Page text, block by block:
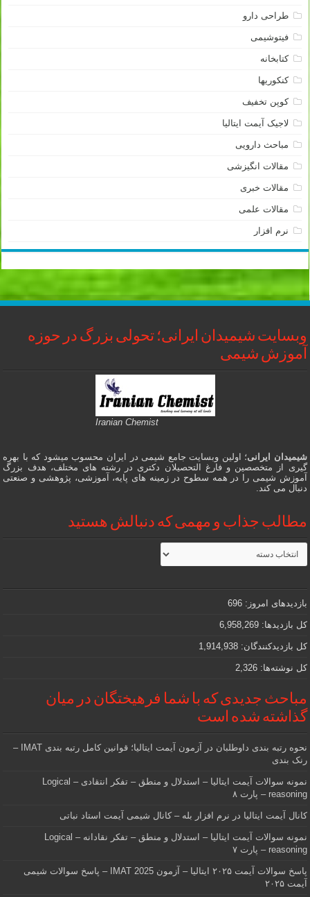
طراحی دارو
فیتوشیمی
کتابخانه
کنکوریها
کوپن تخفیف
لاجیک آیمت ایتالیا
مباحث دارویی
مقالات انگیزشی
مقالات خبری
مقالات علمی
نرم افزار
وبسایت شیمیدان ایرانی؛ تحولی بزرگ در حوزه
آموزش شیمی
Iranian Chemist
شیمیدان ایرانی؛ اولین وبسایت جامع شیمی در ایران محسوب میشود که با بهره
گیری از متخصصین و فارغ التحصیلان دکتری در رشته های مختلف، هدف بزرگ
آموزش شیمی را در همه سطوح در زمینه های پایه، آموزشی، پژوهشی و صنعتی
دنبال می کند.
مطالب جذاب و مهمی که دنبالش هستید
مطالب
جذاب
و
که
دنبالش
هستید
بازدیدهای امروز: 696
کل بازدیدها: 6,958,269
کل بازدیدکنند‌گان: 1,914,938
کل نوشته‌ها: 2,326
مباحث جدیدی که با شما فرهیختگان در میان
گذاشته شده است
نحوه رتبه بندی داوطلبان در آزمون آیمت ایتالیا؛ قوانین کامل رتبه بندی IMAT –
رنک بندی
نمونه سوالات آیمت ایتالیا – استدلال و منطق – تفکر انتقادی – Logical
reasoning – پارت ۸
کانال آیمت ایتالیا در نرم افزار بله – کانال شیمی آیمت استاد نباتی
نمونه سوالات آیمت ایتالیا – استدلال و منطق – تفکر نقادانه – Logical
reasoning – پارت ۷
پاسخ سوالات آیمت ۲۰۲۵ ایتالیا – آزمون IMAT 2025 – پاسخ سوالات شیمی
آیمت ۲۰۲۵